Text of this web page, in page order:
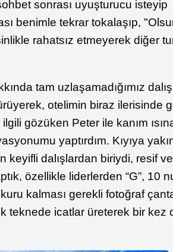
sonrası uyuşturucu isteyip
benimle tekrar tokalaşıp,
rahatsız etmeyerek diğer
tam uzlaşamadığımız
otelimin biraz ilerisinde
gözüken Peter ile kanım
yaptırdım. Kıyıya
keyifli dalışlardan biriydi, resif
özellikle liderlerden “G”, 10
kalması gerekli fotoğraf
teknede icatlar üreterek bir kez